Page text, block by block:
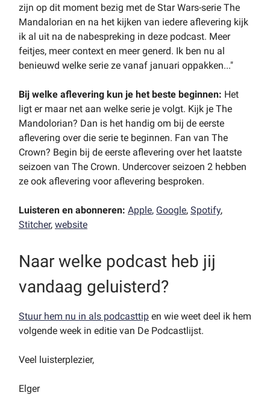
zijn op dit moment bezig met de Star Wars-serie The
Mandalorian en na het kijken van iedere aflevering kijk
ik al uit na de nabespreking in deze podcast. Meer
feitjes, meer context en meer generd. Ik ben nu al
benieuwd welke serie ze vanaf januari oppakken..."
Bij welke aflevering kun je het beste beginnen: Het
ligt er maar net aan welke serie je volgt. Kijk je The
Mandolorian? Dan is het handig om bij de eerste
aflevering over die serie te beginnen. Fan van The
Crown? Begin bij de eerste aflevering over het laatste
seizoen van The Crown. Undercover seizoen 2 hebben
ze ook aflevering voor aflevering besproken.
Luisteren en abonneren: Apple, Google, Spotify,
Stitcher, website
Naar welke podcast heb jij
vandaag geluisterd?
Stuur hem nu in als podcasttip en wie weet deel ik hem
volgende week in editie van De Podcastlijst.
Veel luisterplezier,
Elger